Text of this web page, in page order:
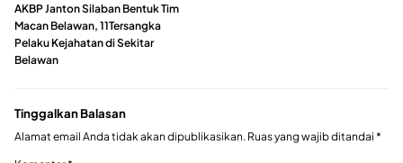
AKBP Janton Silaban Bentuk Tim
Macan Belawan, 11Tersangka
Pelaku Kejahatan di Sekitar
Belawan
Tinggalkan Balasan
Alamat email Anda tidak akan dipublikasikan. Ruas yang wajib ditandai *